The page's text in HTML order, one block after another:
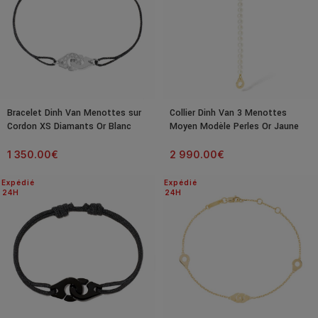
Bracelet Dinh Van Menottes sur
Cordon XS Diamants Or Blanc
1 350.00€
Collier Dinh Van 3 Menottes
Moyen Modèle Perles Or Jaune
2 990.00€
24H
Expédié
24H
Expédié